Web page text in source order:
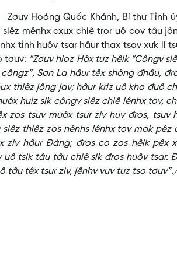
Hoàng Quốc Khánh, Bí thư Tỉnh ủy
mênhx cxưx chiê tror uô cov tâu
tỉnh huôv tsar hâur thax tsav xưk li
tơưv: “Zơưv hloz Hôx tưz hêik “Côngv
côngz”, Sơn La hâur têx shông đhâu,
thiêz jông jav; hâur kriz uô kho đuô
huiz sik côngv siêz chiê lênhx tov,
zos tsuv muôx tsưr ziv huv đros, tsuv
siêz thiêz zos nênhs lênhx tov mak
ziv hâur Đảng; đros co zos hêik pêx
uô tsik tâu tâu chiê sik đros huôv tsar.
tâu têx tsưr ziv, jênhv vưv tưz tso